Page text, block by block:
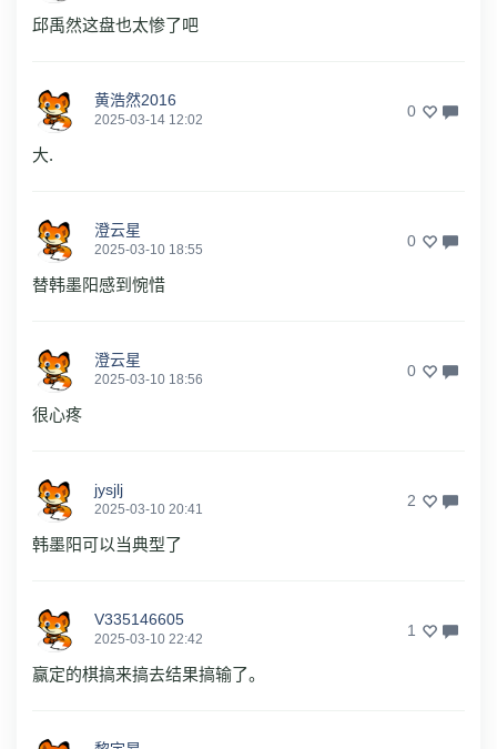
邱禹然这盘也太惨了吧
黄浩然2016
2025-03-14 12:02 0
大.
澄云星
2025-03-10 18:55 0
替韩墨阳感到惋惜
澄云星
2025-03-10 18:56 0
很心疼
jysjlj
2025-03-10 20:41 2
韩墨阳可以当典型了
V335146605
2025-03-10 22:42 1
赢定的棋搞来搞去结果搞输了。